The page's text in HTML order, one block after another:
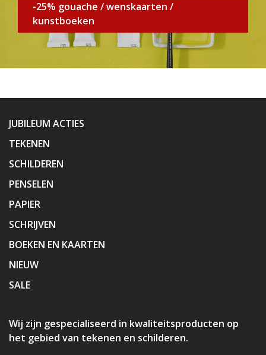
-25% gouache / wenskaarten /
kunstboeken
JUBILEUM ACTIES
TEKENEN
SCHILDEREN
PENSELEN
PAPIER
SCHRIJVEN
BOEKEN EN KAARTEN
NIEUW
SALE
Wij zijn gespecialiseerd in kwaliteitsproducten op
het gebied van tekenen en schilderen.